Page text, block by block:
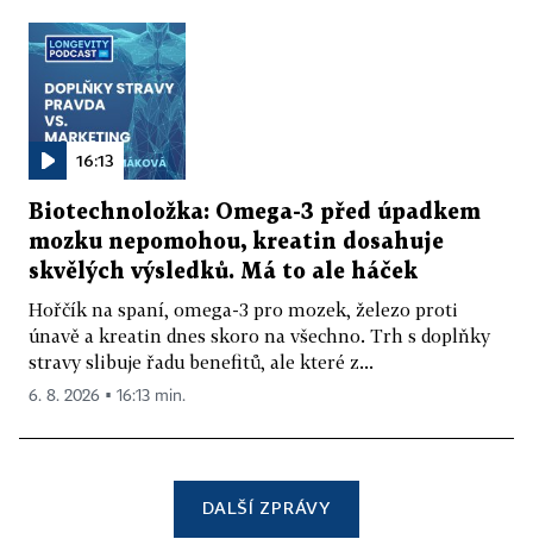
16:13
Biotechnoložka: Omega-3 před úpadkem
mozku nepomohou, kreatin dosahuje
skvělých výsledků. Má to ale háček
Hořčík na spaní, omega-3 pro mozek, železo proti
únavě a kreatin dnes skoro na všechno. Trh s doplňky
stravy slibuje řadu benefitů, ale které z...
6. 8. 2026 ▪ 16:13 min.
DALŠÍ ZPRÁVY